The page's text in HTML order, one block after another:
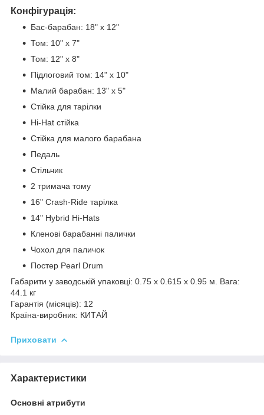
Конфігурація:
Бас-барабан: 18" x 12"
Том: 10" x 7"
Том: 12" x 8"
Підлоговий том: 14" x 10"
Малий барабан: 13" x 5"
Стійка для тарілки
Hi-Hat стійка
Стійка для малого барабана
Педаль
Стільчик
2 тримача тому
16" Crash-Ride тарілка
14" Hybrid Hi-Hats
Кленові барабанні палички
Чохол для паличок
Постер Pearl Drum
Габарити у заводській упаковці: 0.75 x 0.615 x 0.95 м. Вага:
44.1 кг
Гарантія (місяців): 12
Країна-виробник: КИТАЙ
Приховати
Характеристики
Основні атрибути